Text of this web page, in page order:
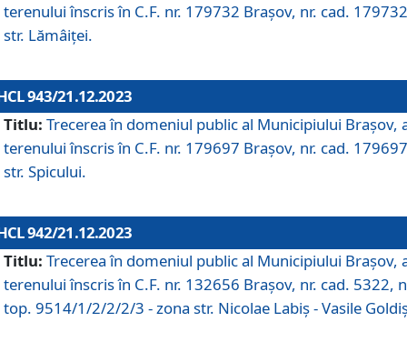
terenului înscris în C.F. nr. 179732 Brașov, nr. cad.
str. Lămâiței.
943/21.12.2023
Titlu: Trecerea în domeniul public al Municipiului Braşov,
terenului înscris în C.F. nr. 179697 Brașov, nr. cad.
str. Spicului.
942/21.12.2023
Titlu: Trecerea în domeniul public al Municipiului Braşov,
terenului înscris în C.F. nr. 132656 Brașov, nr. cad. 5322,
top. 9514/1/2/2/2/3 - zona str. Nicolae Labiș - Vasile